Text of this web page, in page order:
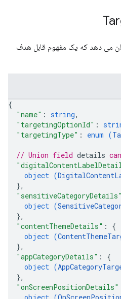
می دهد که یک مفهوم قابل هدف
{
"name" : string,
"targetingOptionId" :
"targetingType" : enum (
// Union field details
object (
},
"sensitiveCategoryDetails"
object (
},
"contentThemeDetails" : {
object (
},
"appCategoryDetails" : {
object (
},
"onScreenPositionDetails"